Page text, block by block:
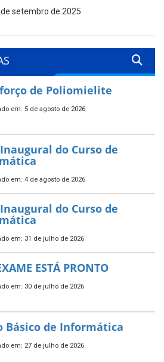
setembro de 2025
de Poliomielite
em: 5 de agosto de 2026
do Curso de
em: 4 de agosto de 2026
do Curso de
em: 31 de julho de 2026
ESTÁ PRONTO
em: 30 de julho de 2026
Básico de Informática
em: 27 de julho de 2026